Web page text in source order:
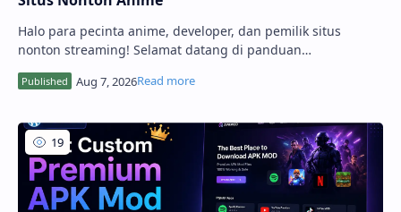
Halo para pecinta anime, developer, dan pemilik situs
nonton streaming! Selamat datang di panduan
komprehensif kami. Membangun platform streaming anime
yang cepat, responsif, dan mudah digunakan adalah kunci